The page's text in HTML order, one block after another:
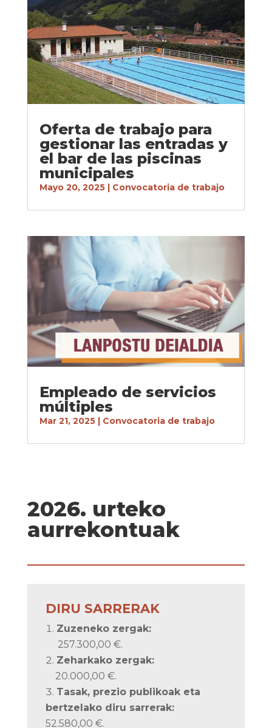
Oferta de trabajo para
gestionar las entradas y
el bar de las piscinas
municipales
Mayo 20, 2025| Convocatoria de trabajo
Empleado de servicios
múltiples
Mar 21, 2025| Convocatoria de trabajo
2026. urteko
aurrekontuak
DIRU SARRERAK
Zuzeneko zergak:
257.300,00 €.
Zeharkako zergak:
20.000,00 €.
Tasak, prezio publikoak eta
bertzelako diru sarrerak:
52.580,00 €.